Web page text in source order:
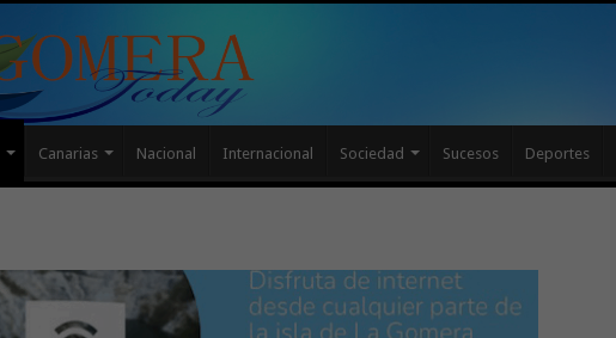
Canarias Nacional Internacional Sociedad Sucesos Deportes